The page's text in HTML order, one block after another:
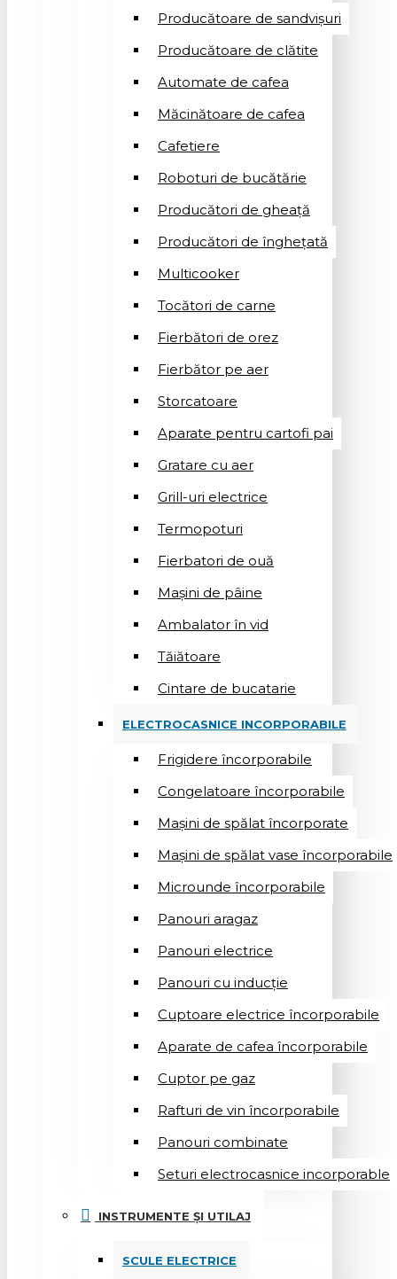
Producătoare de sandvişuri
Producătoare de clătite
Automate de cafea
Măcinătoare de cafea
Cafetiere
Roboturi de bucătărie
Producători de gheață
Producători de înghețată
Multicooker
Tocători de carne
Fierbători de orez
Fierbător pe aer
Storcatoare
Aparate pentru cartofi pai
Gratare cu aer
Grill-uri electrice
Termopoturi
Fierbatori de ouă
Mașini de pâine
Ambalator în vid
Tăiătoare
Cintare de bucatarie
ELECTROCASNICE INCORPORABILE
Frigidere încorporabile
Congelatoare încorporabile
Mașini de spălat încorporate
Mașini de spălat vase încorporabile
Microunde încorporabile
Panouri aragaz
Panouri electrice
Panouri cu inducție
Cuptoare electrice încorporabile
Aparate de cafea încorporabile
Cuptor pe gaz
Rafturi de vin încorporabile
Panouri combinate
Seturi electrocasnice incorporable
INSTRUMENTE ȘI UTILAJ
SCULE ELECTRICE